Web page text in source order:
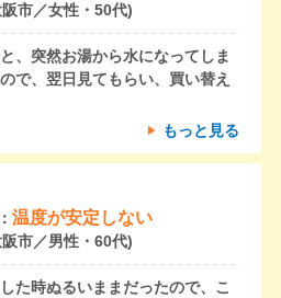
市／女性・50代)
、突然お湯から水になってしま
で、翌日見てもらい、買い替え
もっと見る
温度が安定しない
市／男性・60代)
た時ぬるいままだったので、こ